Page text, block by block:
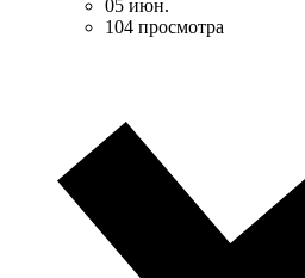
05 июн.
104 просмотра